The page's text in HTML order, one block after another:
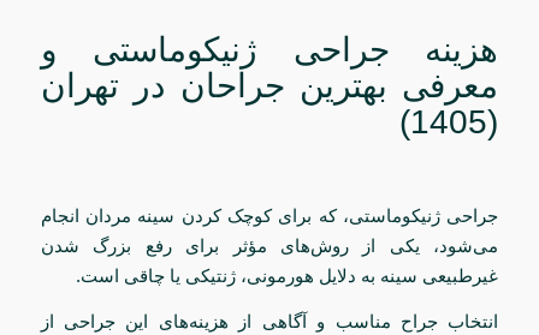
هزینه جراحی ژنیکوماستی و
معرفی بهترین جراحان در تهران
(1405)
جراحی ژنیکوماستی، که برای کوچک کردن سینه مردان انجام
می‌شود، یکی از روش‌های مؤثر برای رفع بزرگ شدن
غیرطبیعی سینه به دلایل هورمونی، ژنتیکی یا چاقی است.
انتخاب جراح مناسب و آگاهی از هزینه‌های این جراحی از